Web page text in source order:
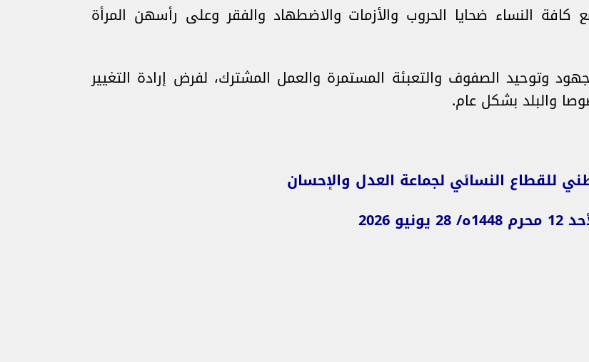
كافة النساء ضحايا الحروب والأزمات والاضطهاد والفقر وعلى رأسهن المرأة
وتوحيد الصفوف والتعبئة المستمرة والعمل المشترك، لفرض إرادة التغيير
والبلد بشكل عام.
للقطاع النسائي لجماعة العدل والإحسان
28 يونيو 2026